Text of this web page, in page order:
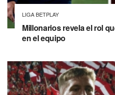
LIGA BETPLAY
Millonarios revela el rol
en el equipo